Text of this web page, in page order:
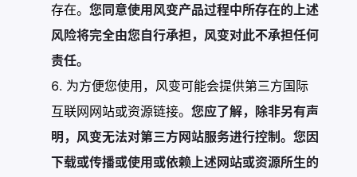
存在。 您同意使用风变产品过程中所存在的上述
风险将完全由您自行承担，风变对此不承担任何
责任。
为方便您使用，风变可能会提供第三方国际
互联网网站或资源链接。 您应了解，除非另有声
明，风变无法对第三方网站服务进行控制。您因
下载或传播或使用或依赖上述网站或资源所生的